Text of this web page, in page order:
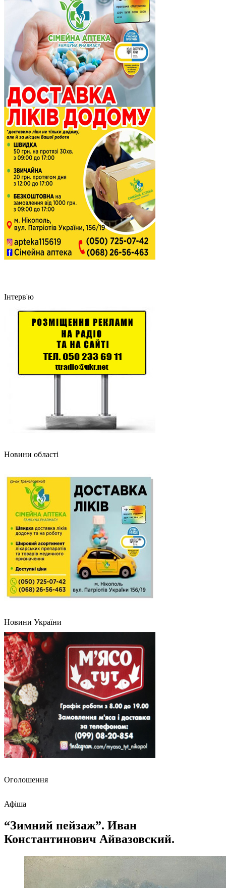
Інтерв'ю
Новини області
Новини України
Оголошення
Афіша
“Зимний пейзаж”. Иван
Константинович Айвазовский.